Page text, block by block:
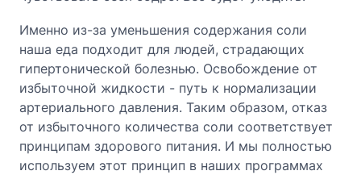
Именно из-за уменьшения содержания соли
наша еда подходит для людей, страдающих
гипертонической болезнью. Освобождение от
избыточной жидкости - путь к нормализации
артериального давления. Таким образом, отказ
от избыточного количества соли соответствует
принципам здорового питания. И мы полностью
используем этот принцип в наших программах